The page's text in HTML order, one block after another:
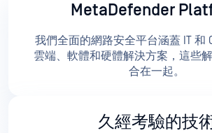
MetaDefender
我們全面的網路安全平台涵蓋 IT 和
雲端、軟體和硬體解決方案，這些
合在一起。
久經考驗的技